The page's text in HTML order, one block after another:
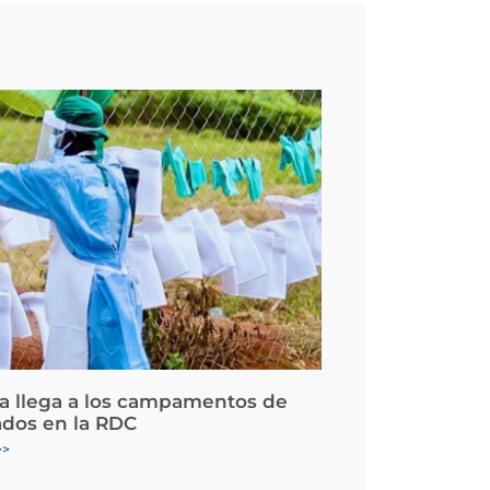
llega a los campamentos de
en la RDC